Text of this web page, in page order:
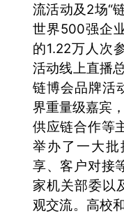
流活动及2场“
世界500强企
的1.22万人次
活动线上直播
链博会品牌活
界重量级嘉宾
供应链合作等
举办了一大
享、客户对接
家机关部委以
观交流。高校